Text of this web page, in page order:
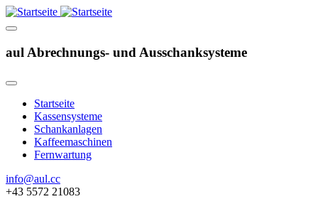
aul Abrechnungs- und Ausschanksysteme
Hauptnavigation
Startseite
Kassensysteme
Schankanlagen
Kaffeemaschinen
Fernwartung
info@aul.cc
+43 5572 21083